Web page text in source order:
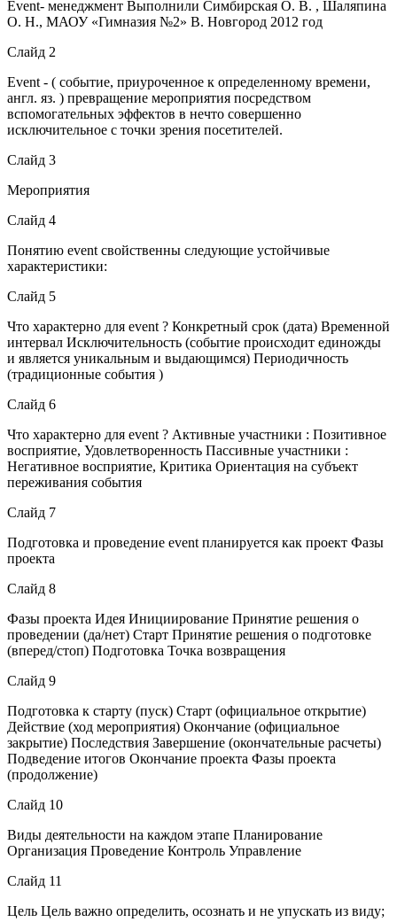
Event- менеджмент Выполнили Симбирская О. В. , Шаляпина
О. Н., МАОУ «Гимназия №2» В. Новгород 2012 год
Слайд 2
Event - ( событие, приуроченное к определенному времени,
англ. яз. ) превращение мероприятия посредством
вспомогательных эффектов в нечто совершенно
исключительное с точки зрения посетителей.
Слайд 3
Мероприятия
Слайд 4
Понятию event свойственны следующие устойчивые
характеристики:
Слайд 5
Что характерно для event ? Конкретный срок (дата) Временной
интервал Исключительность (событие происходит единожды
и является уникальным и выдающимся) Периодичность
(традиционные события )
Слайд 6
Что характерно для event ? Активные участники : Позитивное
восприятие, Удовлетворенность Пассивные участники :
Негативное восприятие, Критика Ориентация на субъект
переживания события
Слайд 7
Подготовка и проведение event планируется как проект Фазы
проекта
Слайд 8
Фазы проекта Идея Инициирование Принятие решения о
проведении (да/нет) Старт Принятие решения о подготовке
(вперед/стоп) Подготовка Точка возвращения
Слайд 9
Подготовка к старту (пуск) Старт (официальное открытие)
Действие (ход мероприятия) Окончание (официальное
закрытие) Последствия Завершение (окончательные расчеты)
Подведение итогов Окончание проекта Фазы проекта
(продолжение)
Слайд 10
Виды деятельности на каждом этапе Планирование
Организация Проведение Контроль Управление
Слайд 11
Цель Цель важно определить, осознать и не упускать из виду;